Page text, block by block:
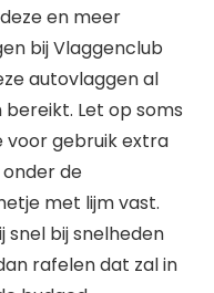
en meer
bij Vlaggenclub
autovlaggen al
Let op soms
voor gebruik extra
de
met lijm vast.
snel bij snelheden
rafelen dat zal in